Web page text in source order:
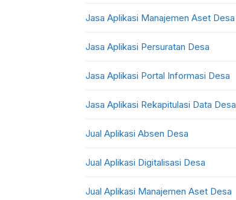
Jasa Aplikasi Manajemen Aset Desa
Jasa Aplikasi Persuratan Desa
Jasa Aplikasi Portal Informasi Desa
Jasa Aplikasi Rekapitulasi Data Desa
Jual Aplikasi Absen Desa
Jual Aplikasi Digitalisasi Desa
Jual Aplikasi Manajemen Aset Desa